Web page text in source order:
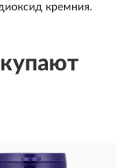
кремния.